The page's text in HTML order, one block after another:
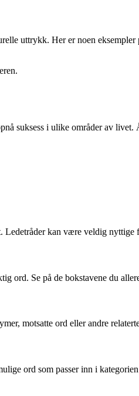
uttrykk. Her er noen
suksess i ulike områder av
kan være veldig nyttige
ord. Se på de bokstavene du
motsatte ord eller andre
ord som passer inn i